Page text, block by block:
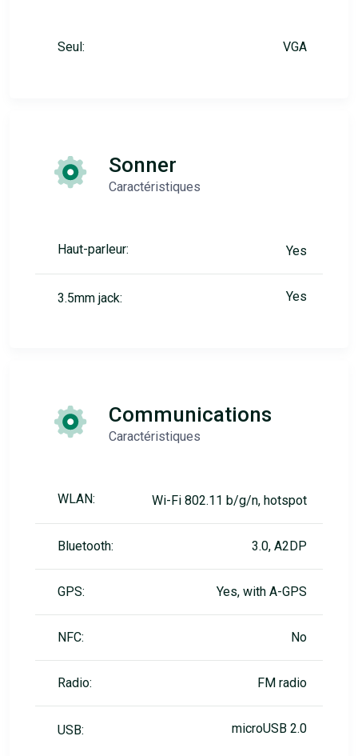
Seul: VGA
Sonner
Caractéristiques
Haut-parleur: Yes
3.5mm jack: Yes
Communications
Caractéristiques
WLAN: Wi-Fi 802.11 b/g/n, hotspot
Bluetooth: 3.0, A2DP
GPS: Yes, with A-GPS
NFC: No
Radio: FM radio
USB: microUSB 2.0